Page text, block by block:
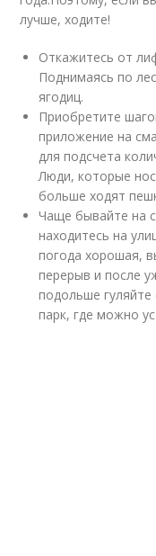
лучше, ходите!
Откажитесь от
Поднимаясь по
ягодиц.
Приобретите
приложение на
для подсчета
Люди, которые
больше ходят
Чаще бывайте на
находитесь на
погода хорошая,
перерыв и после
подольше гуляйте
парк, где можно